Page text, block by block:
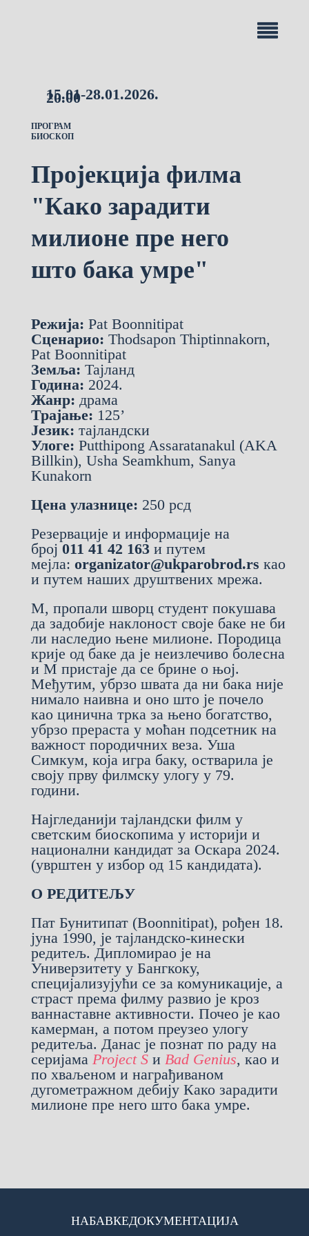
15.01-28.01.2026.
20.00
ПРОГРАМ
БИОСКОП
Пројекција филма
"Како зарадити
милионе пре него
што бака умре"
Режија: Pat Boonnitipat
Сценарио: Thodsapon Thiptinnakorn,
Pat Boonnitipat
Земља: Тајланд
Година: 2024.
Жанр: драма
Трајање: 125’
Језик: тајландски
Улоге: Putthipong Assaratanakul (AKA
Billkin), Usha Seamkhum, Sanya
Kunakorn
Цена улазнице: 250 рсд
Резервације и информације на
број 011 41 42 163и путем
мејла: organizator@ukparobrod.rs као
и путем наших друштвених мрежа.
М, пропали шворц студент покушава
да задобије наклоност своје баке не би
ли наследио њене милионе. Породица
крије од баке да је неизлечиво болесна
и М пристаје да се брине о њој.
Међутим, убрзо швата да ни бака није
нимало наивна и оно што је почело
као цинична трка за њено богатство,
убрзо прераста у моћан подсетник на
важност породичних веза. Уша
Симкум, која игра баку, остварила је
своју прву филмску улогу у 79.
години.
Најгледанији тајландски филм у
светским биоскопима у историји и
национални кандидат за Оскара 2024.
(уврштен у избор од 15 кандидата).
О РЕДИТЕЉУ
Пат Бунитипат (Boonnitipat), рођен 18.
јуна 1990, је тајландско-кинески
редитељ. Дипломирао је на
Универзитету у Бангкоку,
специјализујући се за комуникације, а
страст према филму развио је кроз
ваннаставне активности. Почео је као
камерман, а потом преузео улогу
редитеља. Данас је познат по раду на
серијама Project Sи Bad Genius, као и
по хваљеном и награђиваном
дугометражном дебију Како зарадити
милионе пре него што бака умре.
НАБАВКЕДОКУМЕНТАЦИЈА